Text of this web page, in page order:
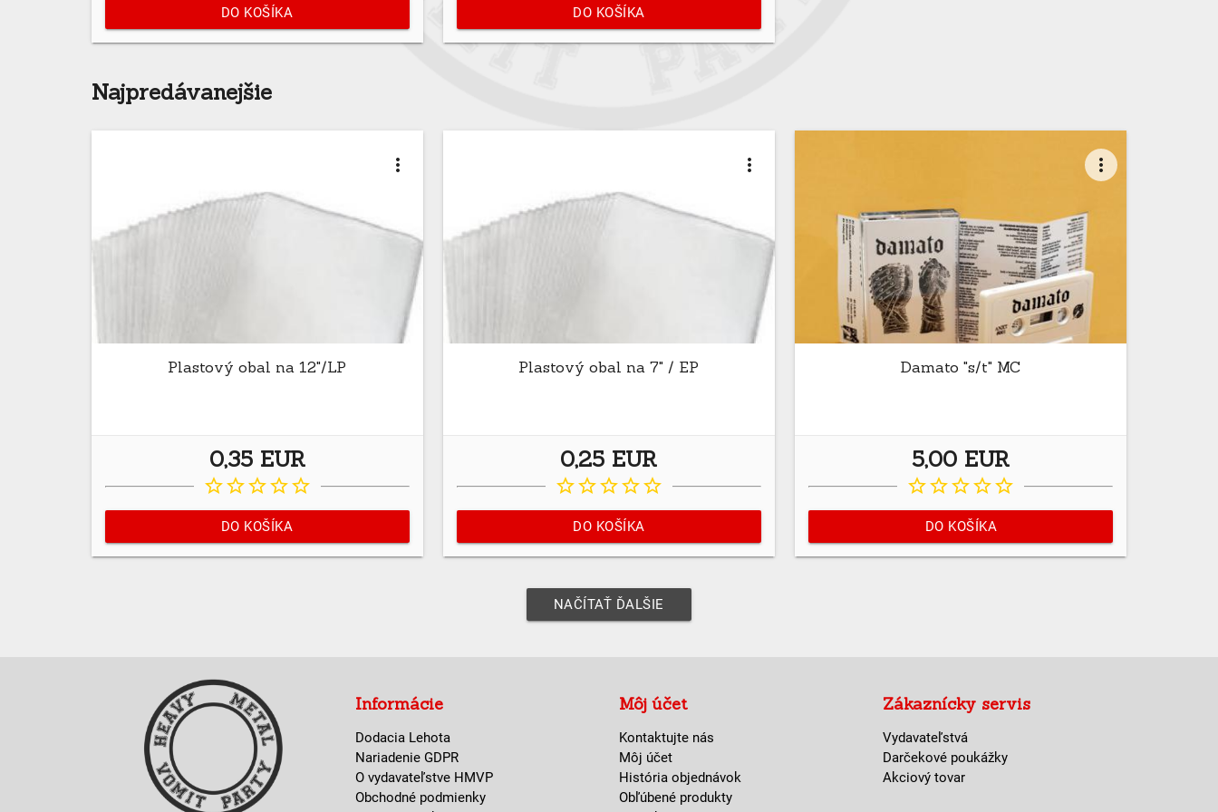
DO KOŠÍKA DO KOŠÍKA
Najpredávanejšie
more_vert
Plastový obal na 12"/LP
0,35 EUR
star_borderstar_borderstar_borderstar_borderstar_border
DO KOŠÍKA
more_vert
Plastový obal na 7" / EP
0,25 EUR
star_borderstar_borderstar_borderstar_borderstar_border
DO KOŠÍKA
more_vert
Damato "s/t" MC
5,00 EUR
star_borderstar_borderstar_borderstar_borderstar_border
DO KOŠÍKA
NAČÍTAŤ ĎALŠIE
Informácie
Dodacia Lehota
Nariadenie GDPR
O vydavateľstve HMVP
Obchodné podmienky
Môj účet
Kontaktujte nás
Môj účet
História objednávok
Obľúbené produkty
Zákaznícky servis
Vydavateľstvá
Darčekové poukážky
Akciový tovar